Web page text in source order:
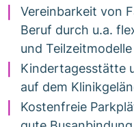
Vereinbarkeit von
Beruf durch u.a.
und Teilzeitmodelle
Kindertagesstätte
auf dem
Kostenfreie